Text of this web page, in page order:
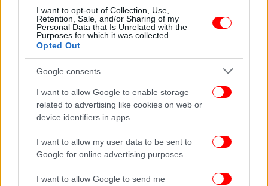
I want to opt-out of Collection, Use,
Retention, Sale, and/or Sharing of my
Personal Data that Is Unrelated with the
Purposes for which it was collected.
Opted Out
Google consents
I want to allow Google to enable storage
related to advertising like cookies on web or
device identifiers in apps.
I want to allow my user data to be sent to
Google for online advertising purposes.
I want to allow Google to send me
25/11/2023 14:21
Ελένη Δήμου για το «χοντρή» που έκοψε η
Πρωτοψάλτη: Αυτός ο κόσμος δεν έγινε μόνο για
τα μοντέλα